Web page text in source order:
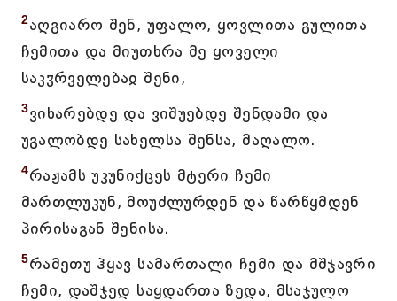
2აღგიარო შენ, უფალო, ყოვლითა გულითა
ჩემითა და მიუთხრა მე ყოველი
საკჳრველებაჲ შენი,
3ვიხარებდე და ვიშუებდე შენდამი და
უგალობდე სახელსა შენსა, მაღალო.
4რაჟამს უკუნიქცეს მტერი ჩემი
მართლუკუნ, მოუძლურდენ და წარწყმდენ
პირისაგან შენისა.
5რამეთუ ჰყავ სამართალი ჩემი და მშჯავრი
ჩემი, დაშჯედ საყდართა ზედა, მსაჯულო